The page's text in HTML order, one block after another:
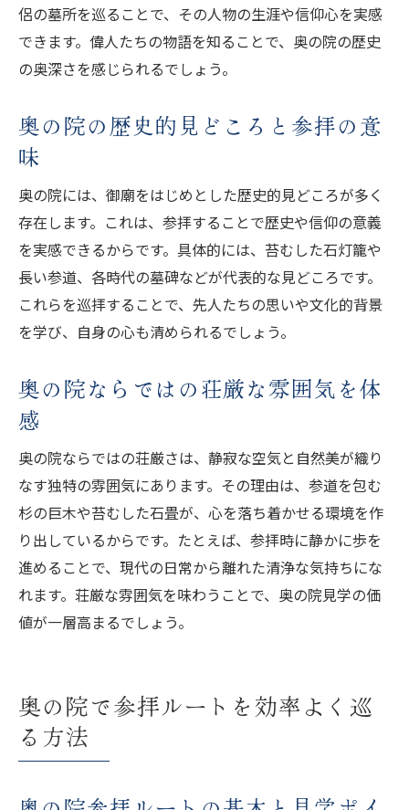
奥の院見学で利用しやすい駐車場の選び方
奥の院見学時の移動手段と混雑対策のコツ
侶の墓所を巡ることで、その人物の生涯や信仰心を実感
できます。偉人たちの物語を知ることで、奥の院の歴史
の奥深さを感じられるでしょう。
奥の院の歴史的見どころと参拝の意
味
奥の院には、御廟をはじめとした歴史的見どころが多く
存在します。これは、参拝することで歴史や信仰の意義
を実感できるからです。具体的には、苔むした石灯籠や
長い参道、各時代の墓碑などが代表的な見どころです。
これらを巡拝することで、先人たちの思いや文化的背景
を学び、自身の心も清められるでしょう。
奥の院ならではの荘厳な雰囲気を体
感
奥の院ならではの荘厳さは、静寂な空気と自然美が織り
なす独特の雰囲気にあります。その理由は、参道を包む
杉の巨木や苔むした石畳が、心を落ち着かせる環境を作
り出しているからです。たとえば、参拝時に静かに歩を
進めることで、現代の日常から離れた清浄な気持ちにな
れます。荘厳な雰囲気を味わうことで、奥の院見学の価
値が一層高まるでしょう。
奥の院で参拝ルートを効率よく巡
る方法